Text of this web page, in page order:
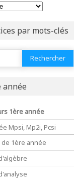
par mots-clés
année
1ère année
Mpsi, Mp2i, Pcsi
de 1ère année